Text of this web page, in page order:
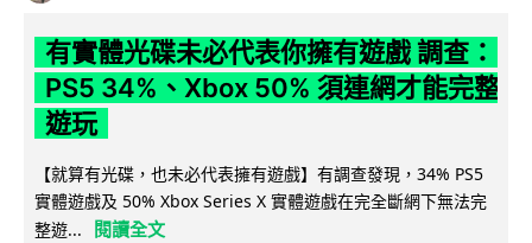
有實體光碟未必代表你擁有遊戲 調查：
PS5 34%、Xbox 50% 須連網才能完整
遊玩
【就算有光碟，也未必代表擁有遊戲】有調查發現，34% PS5
實體遊戲及 50% Xbox Series X 實體遊戲在完全斷網下無法完
整遊...
閱讀全文